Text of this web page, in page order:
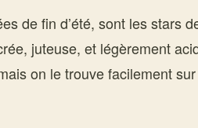
de fin d’été, sont les stars
juteuse, et légèrement
on le trouve facilement